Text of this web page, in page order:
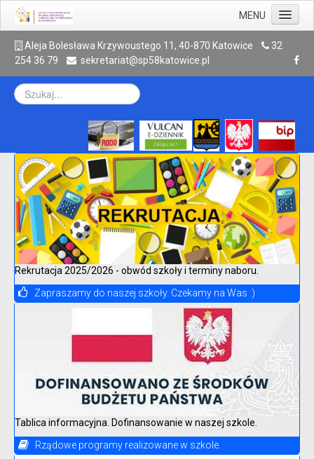
MENU
Aktualności
Rodzic
Kontakt
Archiwum
A leja Bolesława Krzywoustego 11, 40-870 Katowice
32
254 36 79
sekretariat@sp58katowice.pl
Rekrutacja 2025/2026 - obwód szkoły i terminy naboru.
Zapraszamy do naszej szkoły. Czekamy na Was :)
Tablica informacyjna. Dofinansowanie w naszej szkole.
Rządowe programy realizowane w szkole.